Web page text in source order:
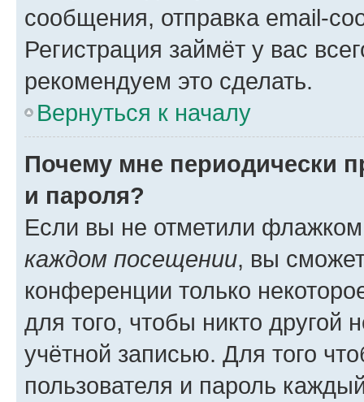
сообщения, отправка email-
Регистрация займёт у вас
рекомендуем это сделать.
Вернуться к началу
Почему мне периодически
и пароля?
Если вы не отметили
каждом посещении, вы
конференции только
для того, чтобы никто другой
учётной записью. Для того
пользователя и пароль